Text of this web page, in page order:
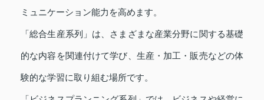
ミュニケーション能力を高めます。
「総合生産系列」は、さまざまな産業分野に関する基礎
的な内容を関連付けて学び、生産・加工・販売などの体
験的な学習に取り組む場所です。